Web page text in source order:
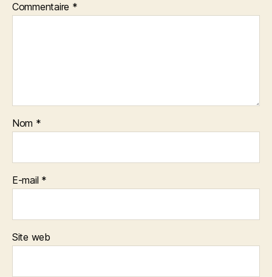
Commentaire *
Nom *
E-mail *
Site web